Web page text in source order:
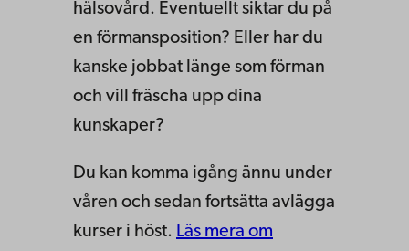
hälsovård. Eventuellt siktar du på
en förmansposition? Eller har du
kanske jobbat länge som förman
och vill fräscha upp dina
kunskaper?
Du kan komma igång ännu under
våren och sedan fortsätta avlägga
kurser i höst. Läs mera om